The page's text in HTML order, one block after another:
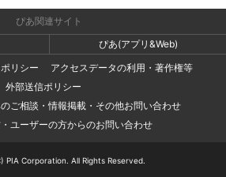
ぴあ関連サイト
ぴあ(アプリ&Web)
リシー
アクセスデータの利用・著作権等
外部送信ポリシー
ご相談・情報掲載・その他お問い合わせ
ユーザーの方からのお問い合わせ
PIA Corporation. All Rights Reserved.